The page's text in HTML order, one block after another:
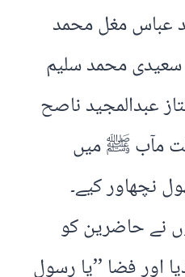
عباس مغل محمد
محمد سلیم
عبدالمجید ناصح
مآب ﷺ میں
نچھاور کیے۔
نے حاضرین کو
اور فضا ’’یا رسول